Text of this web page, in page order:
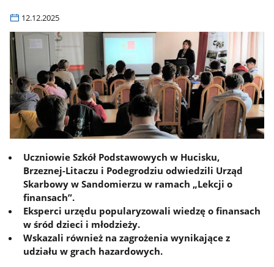
12.12.2025
Uczniowie Szkół Podstawowych w Hucisku,
Brzeznej-Litaczu i Podegrodziu odwiedzili Urząd
Skarbowy w Sandomierzu w ramach „Lekcji o
finansach”.
Eksperci urzędu popularyzowali wiedzę o finansach
w śród dzieci i młodzieży.
Wskazali również na zagrożenia wynikające z
udziału w grach hazardowych.